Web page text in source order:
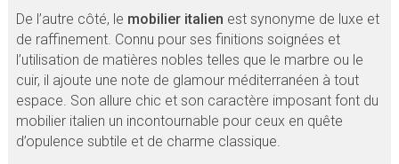
De l’autre côté, le mobilier italien est synonyme de luxe et
de raffinement. Connu pour ses finitions soignées et
l’utilisation de matières nobles telles que le marbre ou le
cuir, il ajoute une note de glamour méditerranéen à tout
espace. Son allure chic et son caractère imposant font du
mobilier italien un incontournable pour ceux en quête
d’opulence subtile et de charme classique.